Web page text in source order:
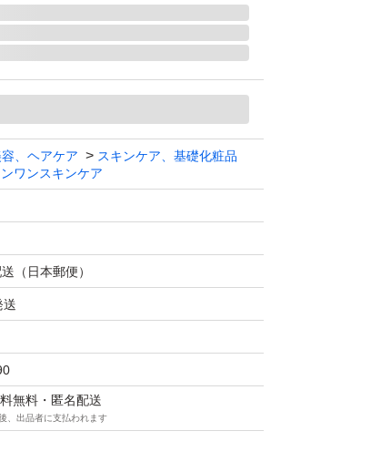
、ヘアケア
スキンケア、基礎化粧品
ワンスキンケア
（日本郵便）
送
無料・匿名配送
、出品者に支払われます